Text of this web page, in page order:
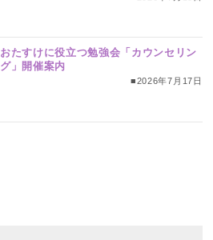
おたすけに役立つ勉強会「カウンセリン
グ」開催案内
■2026年7月17日